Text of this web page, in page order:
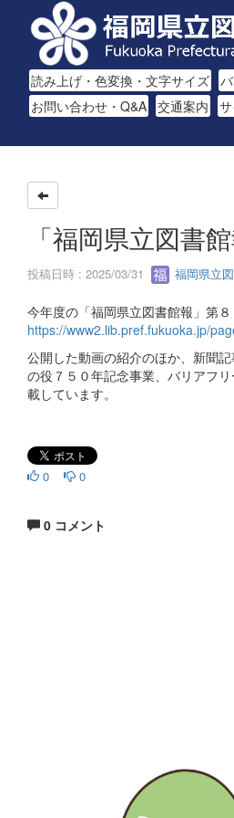
読み上げ・色変換・文字サイズ
お問い合わせ・Q&A 交通案内
「福岡県立図書
投稿日時 : 2025/03/31 福岡県立
今年度の「福岡県立図書館報」第８
https://www2.lib.pref.fukuoka.jp/
公開した動画の紹介のほか、新聞
の役７５０年記念事業、バリアフ
載しています。
0 0
0 コメント